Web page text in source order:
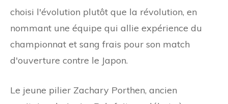
choisi l'évolution plutôt que la révolution, en
nommant une équipe qui allie expérience du
championnat et sang frais pour son match
d'ouverture contre le Japon.
Le jeune pilier Zachary Porthen, ancien